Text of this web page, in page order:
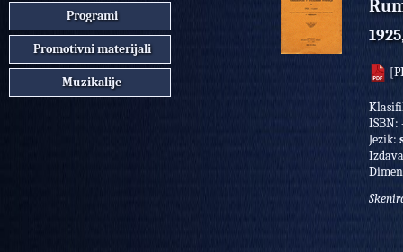
Programi
Promotivni materijali
Muzikalije
1925
ISBN:
Jezik: